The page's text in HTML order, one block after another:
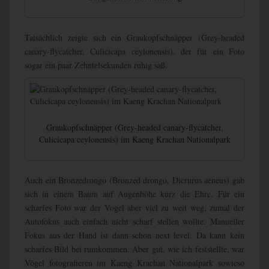
Tatsächlich zeigte sich ein Graukopfschnäpper (Grey-headed
canary-flycatcher, Culicicapa ceylonensis), der für ein Foto
sogar ein paar Zehntelsekunden ruhig saß.
Graukopfschnäpper (Grey-headed canary-flycatcher,
Culicicapa ceylonensis) im Kaeng Krachan Nationalpark
Auch ein Bronzedrongo (Bronzed drongo, Dicrurus aeneus) gab
sich in einem Baum auf Augenhöhe kurz die Ehre. Für ein
scharfes Foto war der Vogel aber viel zu weit weg, zumal der
Autofokus auch einfach nicht scharf stellen wollte. Manueller
Fokus aus der Hand ist dann schon next level. Da kann kein
scharfes Bild bei rumkommen. Aber gut, wie ich feststellte, war
Vögel fotografieren im Kaeng Krachan Nationalpark sowieso